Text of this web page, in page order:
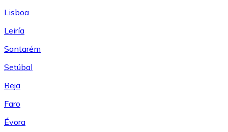
Lisboa
Leiría
Santarém
Setúbal
Beja
Faro
Évora